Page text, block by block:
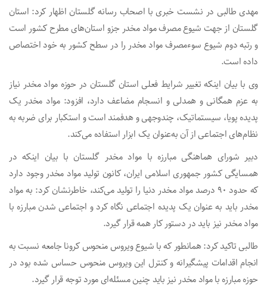
مهدی طالبی در نشست خبری با اصحاب رسانه گلستان اظهار کرد: استان
گلستان از جهت شیوع مصرف مواد مخدر جزو استان‌های مطرح کشور است
و رتبه دوم شیوع سوء‌مصرف مواد مخدر را در سطح کشور به خود اختصاص
داده است.
وی با بیان اینکه تغییر شرایط فعلی استان گلستان در حوزه مواد مخدر نیاز
به عزم همگانی و همدلی و انسجام مضاعف دارد، افزود: مواد مخدر یک
پدیده پویا، سیستماتیک، چندوجهی و هدفمند است و استکبار برای ضربه به
نظام‌های اجتماعی از آن به‌عنوان یک ابزار استفاده می‌کند.
دبیر شورای هماهنگی مبارزه با مواد مخدر گلستان با بیان اینکه در
همسایگی کشور جمهوری اسلامی ایران، کانون تولید مواد مخدر وجود دارد
که حدود ۹۰ درصد مواد مخدر دنیا را تولید می‌کند، خاطرنشان کرد: به مواد
مخدر باید به عنوان یک پدیده اجتماعی نگاه کرد و اجتماعی شدن مبارزه با
مواد مخدر نیز باید در دستور کار همه قرار گیرد.
طالبی تاکید کرد: همانطور که با شیوع ویروس منحوس کرونا جامعه نسبت به
انجام اقدامات پیشگیرانه و کنترل این ویروس منحوس حساس شده بود در
حوزه مبارزه با مواد مخدر نیز باید چنین مسئله‌ای مورد توجه قرار گیرد.